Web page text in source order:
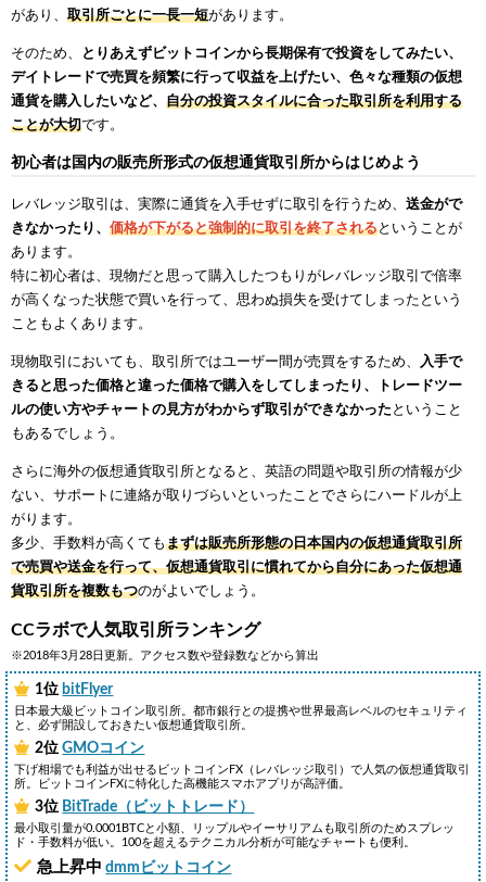
があり、 取引所ごとに一長一短があります。
そのため、
とりあえずビットコインから長期保有で投資をしてみたい、
デイトレードで売買を頻繁に行って収益を上げたい、色々な種類の仮想
通貨を購入したいなど、 自分の投資スタイルに合った取引所を利用する
ことが大切です。
初心者は国内の販売所形式の仮想通貨取引所からはじめよう
レバレッジ取引は、実際に通貨を入手せずに取引を行うため、 送金がで
きなかったり、 価格が下がると強制的に取引を終了されるということが
あります。
特に初心者は、現物だと思って購入したつもりがレバレッジ取引で倍率
が高くなった状態で買いを行って、思わぬ損失を受けてしまったという
こともよくあります。
現物取引においても、取引所ではユーザー間が売買をするため、 入手で
きると思った価格と違った価格で購入をしてしまったり、トレードツー
ルの使い方やチャートの見方がわからず取引ができなかった ということ
もあるでしょう。
さらに海外の仮想通貨取引所となると、英語の問題や取引所の情報が少
ない、サポートに連絡が取りづらいといったことでさらにハードルが上
がります。
多少、手数料が高くてもまずは販売所形態の日本国内の仮想通貨取引所
で売買や送金を行って、仮想通貨取引に慣れてから自分にあった仮想通
貨取引所を複数もつのがよいでしょう。
CCラボで人気取引所ランキング
※2018年3月28日更新。アクセス数や登録数などから算出
1位 bitFlyer
日本最大級ビットコイン取引所。都市銀行との提携や世界最高レベルのセキュリティ
と、必ず開設しておきたい仮想通貨取引所。
2位GMOコイン
下げ相場でも利益が出せるビットコインFX（レバレッジ取引）で人気の仮想通貨取引
所。ビットコインFXに特化した高機能スマホアプリが高評価。
3位 BitTrade（ビットトレード）
最小取引量が0.0001BTCと小額、リップルやイーサリアムも取引所のためスプレッ
ド・手数料が低い。100を超えるテクニカル分析が可能なチャートも便利。
急上昇中 dmmビットコイン